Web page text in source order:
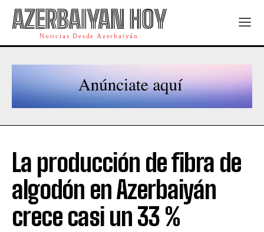
AZERBAIYAN HOY
Noticias Desde Azerbaiyán
La producción de fibra de
algodón en Azerbaiyán
crece casi un 33 %